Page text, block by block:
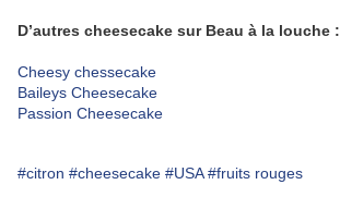
D’autres cheesecake sur Beau à la louche :
Cheesy chessecake
Baileys Cheesecake
Passion Cheesecake
#citron #cheesecake #USA #fruits rouges